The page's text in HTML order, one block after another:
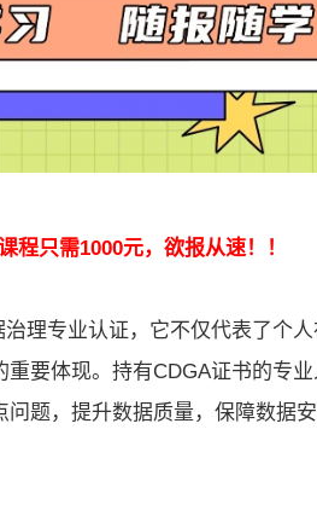
程只需1000元，欲报从速！！
理专业认证，它不仅代表了个
要体现。持有CDGA证书的专
题，提升数据质量，保障数据